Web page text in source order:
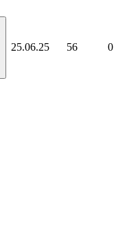
25.06.25 56 0